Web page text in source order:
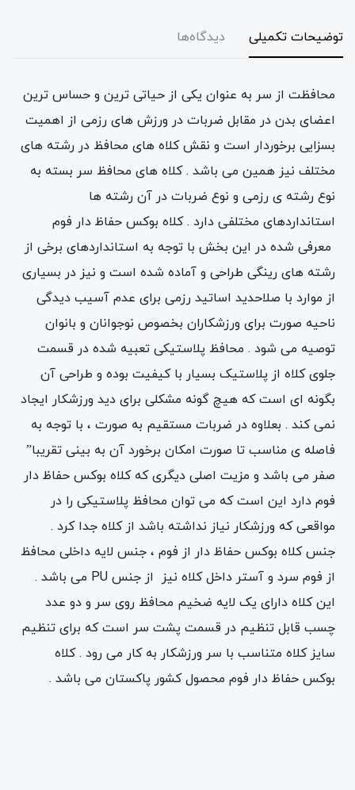
توضیحات تکمیلی دیدگاه‌ها
محافظت از سر به عنوان یکی از حیاتی ترین و حساس ترین
اعضای بدن در مقابل ضربات در ورزش های رزمی از اهمیت
بسزایی برخوردار است و نقش کلاه های محافظ در رشته های
مختلف نیز همین می باشد . کلاه های محافظ سر بسته به
نوع رشته ی رزمی و نوع ضربات در آن رشته ها
استانداردهای مختلفی دارد . کلاه بوکس حفاظ دار فوم
معرفی شده در این بخش با توجه به استانداردهای برخی از
رشته های رینگی طراحی و آماده شده است و نیز در بسیاری
از موارد با صلاحدید اساتید رزمی برای عدم آسیب دیدگی
ناحیه صورت برای ورزشکاران بخصوص نوجوانان و بانوان
توصیه می شود . محافظ پلاستیکی تعبیه شده در قسمت
جلوی کلاه از پلاستیک بسیار با کیفیت بوده و طراحی آن
بگونه ای است که هیچ گونه مشکلی برای دید ورزشکار ایجاد
نمی کند . بعلاوه در ضربات مستقیم به صورت ، با توجه به
فاصله ی مناسب تا صورت امکان برخورد آن به بینی تقریبا”
صفر می باشد و مزیت اصلی دیگری که کلاه بوکس حفاظ دار
فوم دارد این است که می توان محافظ پلاستیکی را در
مواقعی که ورزشکار نیاز نداشته باشد از کلاه جدا کرد .
جنس کلاه بوکس حفاظ دار از فوم ، جنس لایه داخلی محافظ
از فوم سرد و آستر داخل کلاه نیز از جنس PU می باشد .
این کلاه دارای یک لایه ضخیم محافظ روی سر و دو عدد
چسب قابل تنظیم در قسمت پشت سر است که برای تنظیم
سایز کلاه متناسب با سر ورزشکار به کار می رود . کلاه
بوکس حفاظ دار فوم محصول کشور پاکستان می باشد .